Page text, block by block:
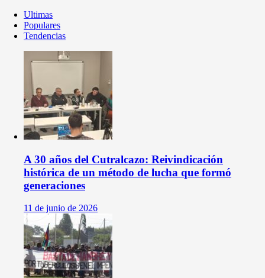
Ultimas
Populares
Tendencias
A 30 años del Cutralcazo: Reivindicación
histórica de un método de lucha que formó
generaciones
11 de junio de 2026